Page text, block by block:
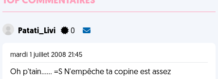
Patati_Livi 0
mardi 1 juillet 2008 21:45
Oh p'tain...... =S N'empêche ta copine est assez